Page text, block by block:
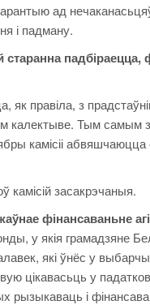
ад
і падману.
старанна
як правіла, з
калектыве. Тым самым
камісіі
камісій засакрэчаныя.
фінансаваньне
у якія грамадзяне
які ўнёс у
цікавасьць у
рызыкаваць і